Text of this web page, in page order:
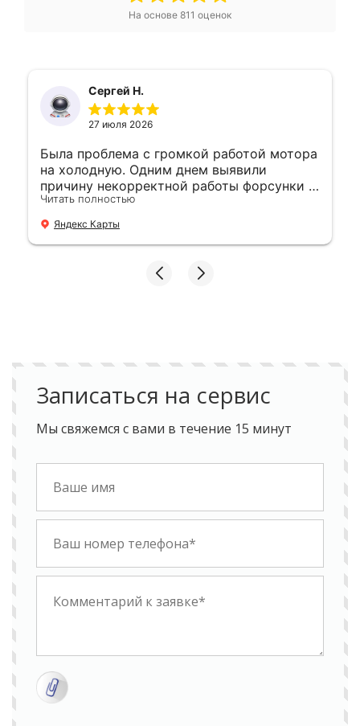
На основе 811 оценок
Сергей Н.
27 июля 2026
Была проблема с громкой работой мотора
на холодную. Одним днем выявили
причину некорректной работы форсунки и
устранили. 👍
Читать полностью
Яндекс Карты
Записаться на сервис
Мы свяжемся с вами в течение 15 минут